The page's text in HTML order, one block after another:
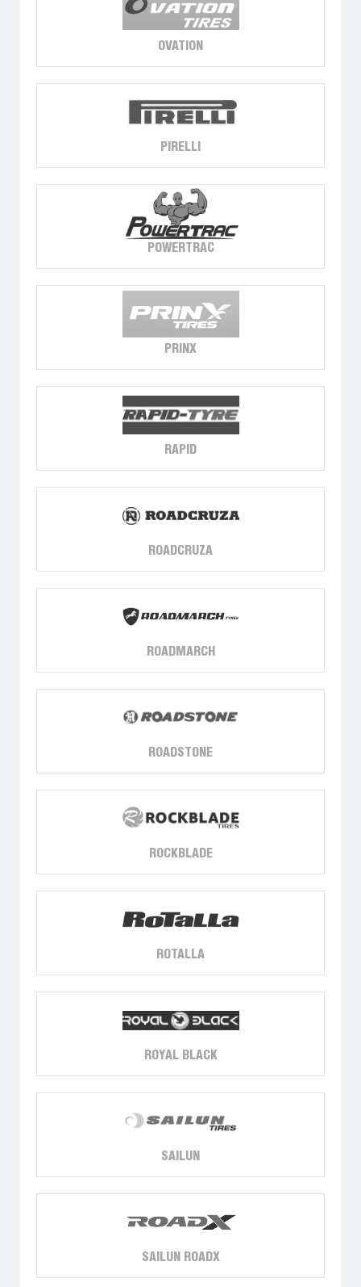
OVATION
PIRELLI
POWERTRAC
PRINX
RAPID
ROADCRUZA
ROADMARCH
ROADSTONE
ROCKBLADE
ROTALLA
ROYAL BLACK
SAILUN
SAILUN ROADX